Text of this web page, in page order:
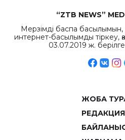
“ZTB NEWS”
Мерзімді баспа басылымын,
интернет-басылымды тіркеу,
03.07.2019 ж.
ЖОБА
РЕДАКЦИЯ